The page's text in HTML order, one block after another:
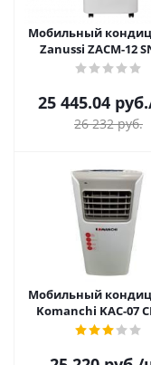
Мобильный
Zanussi ZACM-12
25 445.04 руб.
26 232руб.
Мобильный
Komanchi KAC-07